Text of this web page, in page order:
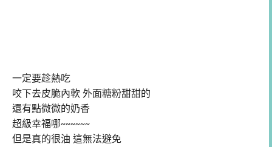
一定要趁熱吃
咬下去皮脆內軟 外面糖粉甜甜的
還有點微微的奶香
超級幸福哪~~~~~~
但是真的很油 這無法避免